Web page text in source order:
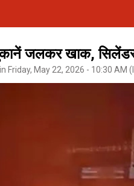
जलकर खाक,
Friday, May 22, 2026 - 10:30 AM